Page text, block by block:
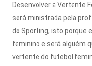
Desenvolver a Vertente
será ministrada pela
do Sporting, isto porque
feminino e será alguém
vertente do futebol